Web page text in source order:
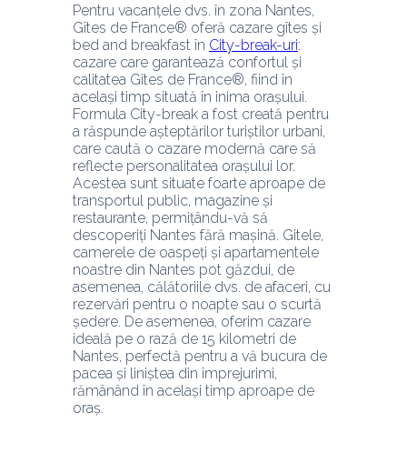
Pentru vacanțele dvs. în zona Nantes,
Gîtes de France® oferă cazare gîtes și
bed and breakfast în City-break-uri:
cazare care garantează confortul și
calitatea Gîtes de France®, fiind în
același timp situată în inima orașului.
Formula City-break a fost creată pentru
a răspunde așteptărilor turiștilor urbani,
care caută o cazare modernă care să
reflecte personalitatea orașului lor.
Acestea sunt situate foarte aproape de
transportul public, magazine și
restaurante, permițându-vă să
descoperiți Nantes fără mașină. Gitele,
camerele de oaspeți și apartamentele
noastre din Nantes pot găzdui, de
asemenea, călătoriile dvs. de afaceri, cu
rezervări pentru o noapte sau o scurtă
ședere. De asemenea, oferim cazare
ideală pe o rază de 15 kilometri de
Nantes, perfectă pentru a vă bucura de
pacea și liniștea din împrejurimi,
rămânând în același timp aproape de
oraș.